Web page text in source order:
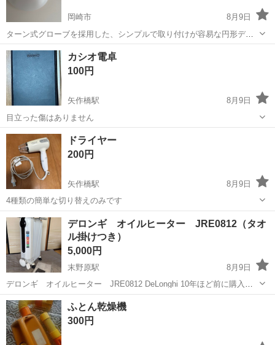
岡崎市
8月9日
ターン式グローブを採用した、シンプルで取り付けが容易な円形デザ
インのシーリングライトです。 - ブランド: ODELIC - 型番: OB257058
愛知 岡崎市 家電 シーリングライト
カシオ電卓
100円
矢作橋駅
8月9日
目立った傷はありません
愛知 岡崎市 矢作橋駅
ドライヤー
200円
矢作橋駅
8月9日
4種類の簡単な切り替えのみです
愛知 岡崎市 矢作橋駅 美容家電 ドライヤー
デロンギ オイルヒーター JRE0812（タオ
ル掛けつき）
5,000円
末野原駅
8月9日
デロンギ オイルヒーター JRE0812 DeLonghi 10年ほど前に購入し
ましたが、生活スタイルに合わずほとんど使わないまましまってあり
ました。 問題なく動作します。 とてもきれいですが、多少の傷や汚れ
があります。...
愛知 岡崎市 末野原駅
ふとん乾燥機
300円